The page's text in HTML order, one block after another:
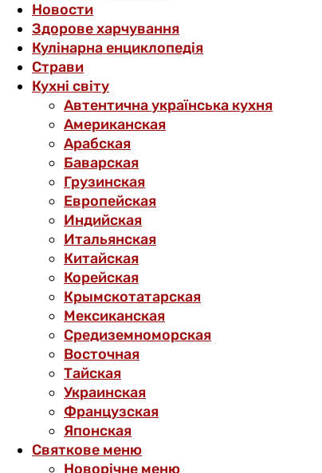
Новости
Здорове харчування
Кулінарна енциклопедія
Страви
Кухні світу
Автентична українська кухня
Американская
Арабская
Баварская
Грузинская
Европейская
Индийская
Итальянская
Китайская
Корейская
Крымскотатарская
Мексиканская
Средиземноморская
Восточная
Тайская
Украинская
Французская
Японская
Святкове меню
Новорічне меню